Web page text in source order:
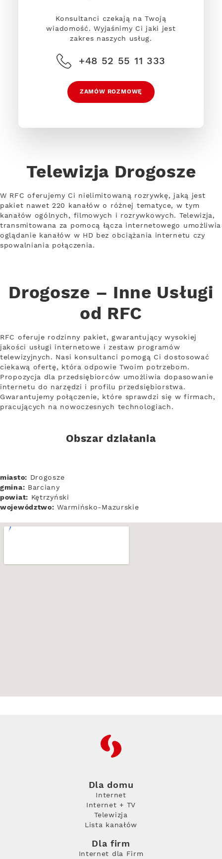
Konsultanci czekają na Twoją
wiadomość. Wyjaśnimy Ci jaki jest
zakres naszych usług.
+48 52 55 11 333
ZAMÓW ROZMOWĘ
Telewizja Drogosze
W RFC oferujemy Ci nielimitowaną rozrywkę, jaką jest
pakiet nawet 220 kanałów o różnej tematyce, w tym
kanałów ogólnych, filmowych i rozrywkowych. Telewizja,
transmitowana za pomocą łącza internetowego umożliwia
oglądanie kanałów w HD bez obciążania internetu czy
spowalniania połączenia.
Drogosze – Inne Usługi
od RFC
RFC oferuje rodzinny pakiet, gwarantujący wysokiej
jakości usługi internetowe i zestaw programów
telewizyjnych. Nasi konsultanci pomogą Ci dostosować
ciekawą ofertę, która odpowie Twoim potrzebom.
Propozycja dla przedsiębiorców umożliwia dopasowanie
internetu do narzędzi i profilu przedsiębiorstwa.
Gwarantujemy połączenie, które sprawdzi się w firmach,
pracujących na nowoczesnych technologiach.
Obszar działania
miasto: Drogosze
gmina: Barciany
powiat: Kętrzyński
województwo: Warmińsko-Mazurskie
RFC
Dla domu
Internet
Internet + TV
Telewizja
Lista kanałów
Dla firm
Internet dla Firm